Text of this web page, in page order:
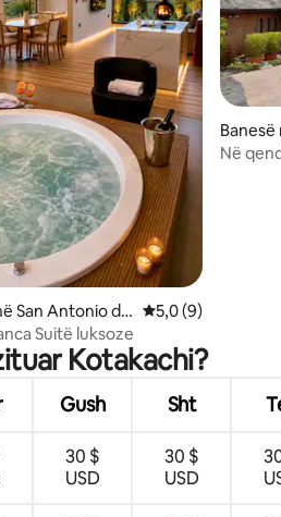
5, 8 vlerësime
San Antonio de Vlerësimi mesatar
5,0 (9)
Suitë luksoze
Në
Kotakachi?
Gush Sht
30 $
USD
30 $
USD